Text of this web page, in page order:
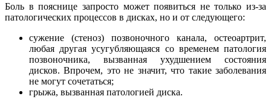
Боль в пояснице запросто может появиться не только из-за
патологических процессов в дисках, но и от следующего:
сужение (стеноз) позвоночного канала, остеоартрит,
любая другая усугубляющаяся со временем патология
позвоночника, вызванная ухудшением состояния
дисков. Впрочем, это не значит, что такие заболевания
не могут сочетаться;
грыжа, вызванная патологией диска.